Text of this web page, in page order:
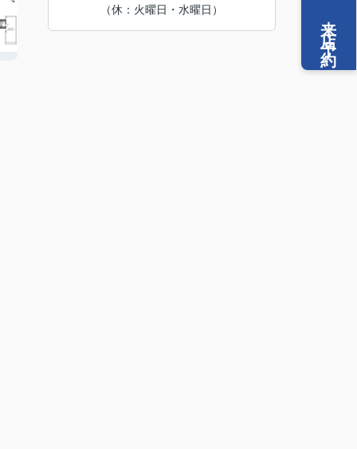
（休：火曜日・水曜日）
来店予約